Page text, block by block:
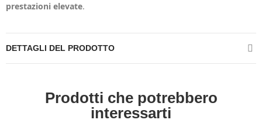
prestazioni elevate.
DETTAGLI DEL PRODOTTO
Prodotti che potrebbero
interessarti